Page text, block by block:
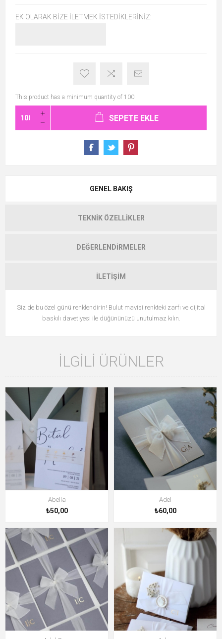
EK OLARAK BIZE İLETMEK İSTEDIKLERINIZ:
This product has a minimum quantity of 100
SEPETE EKLE
GENEL BAKIŞ
TEKNIK ÖZELLIKLER
DEĞERLENDIRMELER
İLETIŞIM
Siz de bu özel günü renklendirin! Bulut mavisi renkteki zarfı ve dijital
baskılı davetiyesi ile düğününüzü unutulmaz kılın.
İLGILI ÜRÜNLER
Abella
₺50,00
Adel
₺60,00